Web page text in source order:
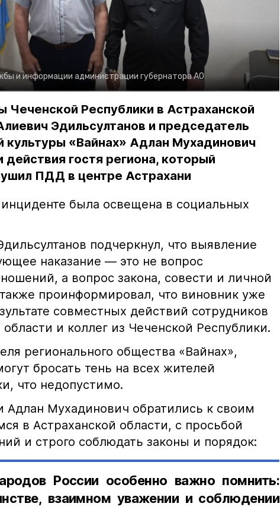
и информации администрации губернатора АО
Чеченской Республики в Астраханской
Эдильсултанов и председатель
культуры «Вайнах» Адлан Мухадинович
действия гостя региона, который
ПДД в центре Астрахани
была освещена в социальных
подчеркнул, что выявление
наказание — это не вопрос
а вопрос закона, совести и личной
проинформировал, что виновник уже
совместных действий сотрудников
и коллег из Чеченской Республики.
регионального общества «Вайнах»,
бросать тень на всех жителей
что недопустимо.
Мухадинович обратились к своим
в Астраханской области, с просьбой
и строго соблюдать законы и порядок:
России особенно важно помнить:
взаимном уважении и соблюдении